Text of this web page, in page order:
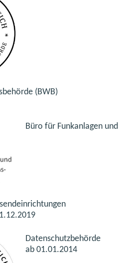
(BWB)
Büro für Funkanlagen und
Datenschutzbehörde
ab 01.01.2014